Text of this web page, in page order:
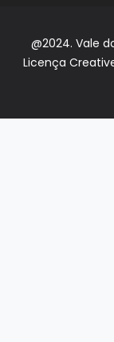
@2024. Vale
Licença